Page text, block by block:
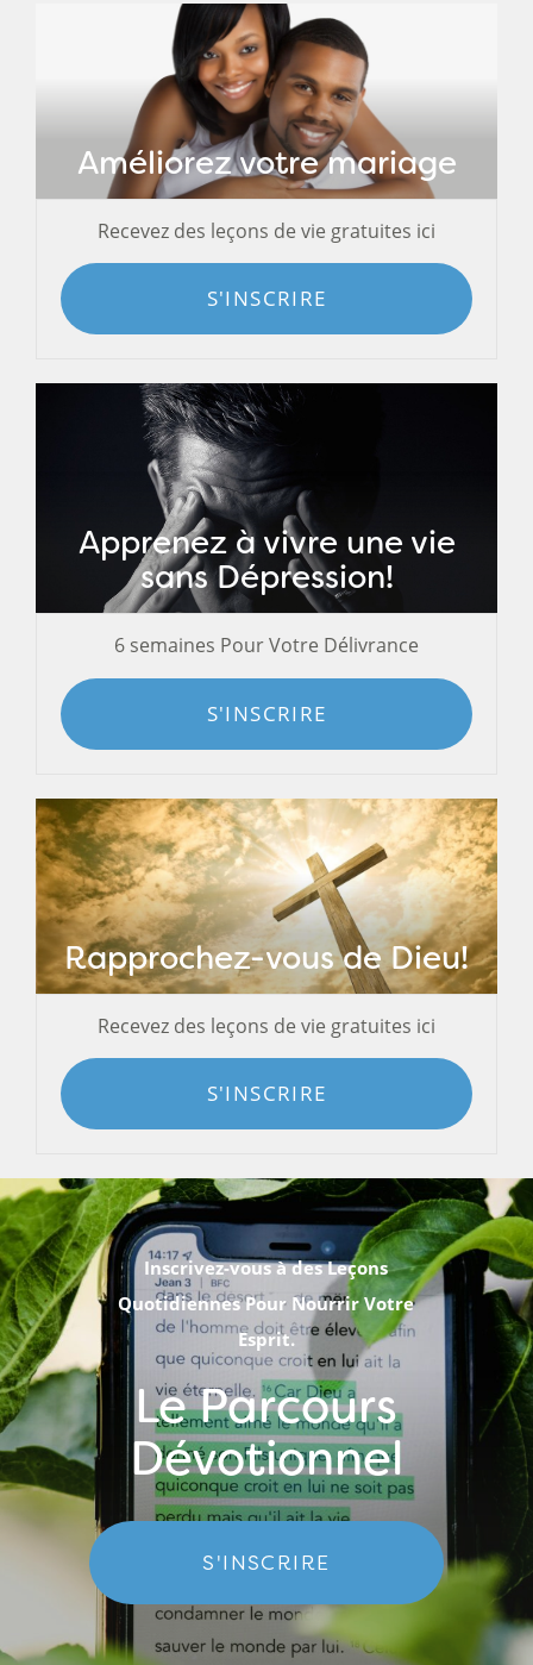
Améliorez votre mariage
Recevez des leçons de vie gratuites ici
S'INSCRIRE
Apprenez à vivre une vie
sans Dépression!
6 semaines Pour Votre Délivrance
S'INSCRIRE
Rapprochez-vous de Dieu!
Recevez des leçons de vie gratuites ici
S'INSCRIRE
Inscrivez-vous à des Leçons
Quotidiennes Pour Nourrir Votre
Esprit.
Le Parcours
Dévotionnel
S'INSCRIRE